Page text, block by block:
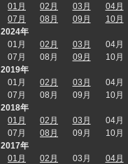
01月
02月 03月 04月
07月
08月 09月 10月
2024年
01月
02月 03月 04月
07月
08月 09月 10月
2019年
01月
02月 03月 04月
07月
08月 09月 10月
2018年
01月
02月 03月 04月
07月
08月 09月 10月
2017年
01月
02月 03月 04月